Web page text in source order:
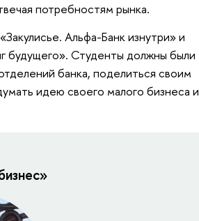
потребностям рынка.
Альфа-Банк изнутри» и
будущего». Студенты должны были
банка, поделиться своим
идею своего малого бизнеса и